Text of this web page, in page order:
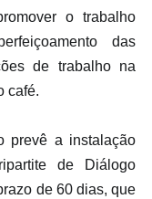
o trabalho
das
de trabalho na
café.
prevê a instalação
de Diálogo
de 60 dias, que